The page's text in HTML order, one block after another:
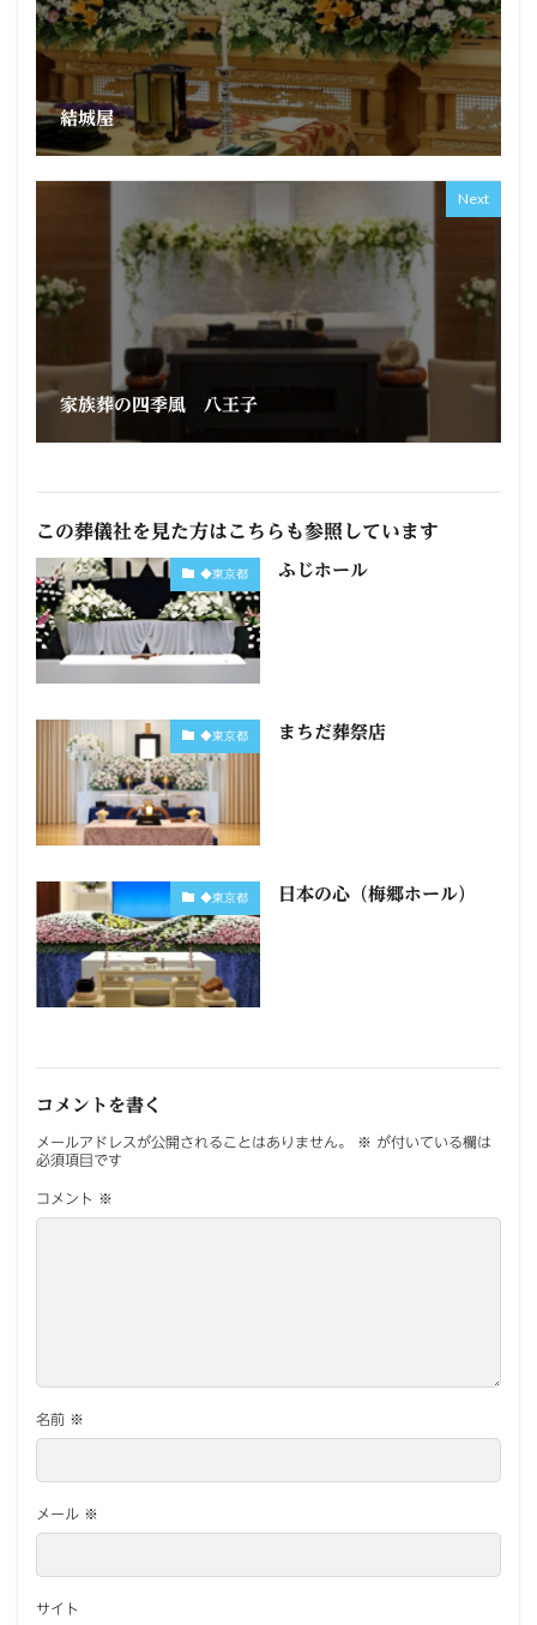
結城屋
Next
家族葬の四季風 八王子
この葬儀社を見た方はこちらも参照しています
◆東京都 ふじホール
◆東京都 まちだ葬祭店
◆東京都 日本の心（梅郷ホール）
コメントを書く
メールアドレスが公開されることはありません。 ※ が付いている欄は
必須項目です
コメント ※
名前 ※
メール ※
サイト